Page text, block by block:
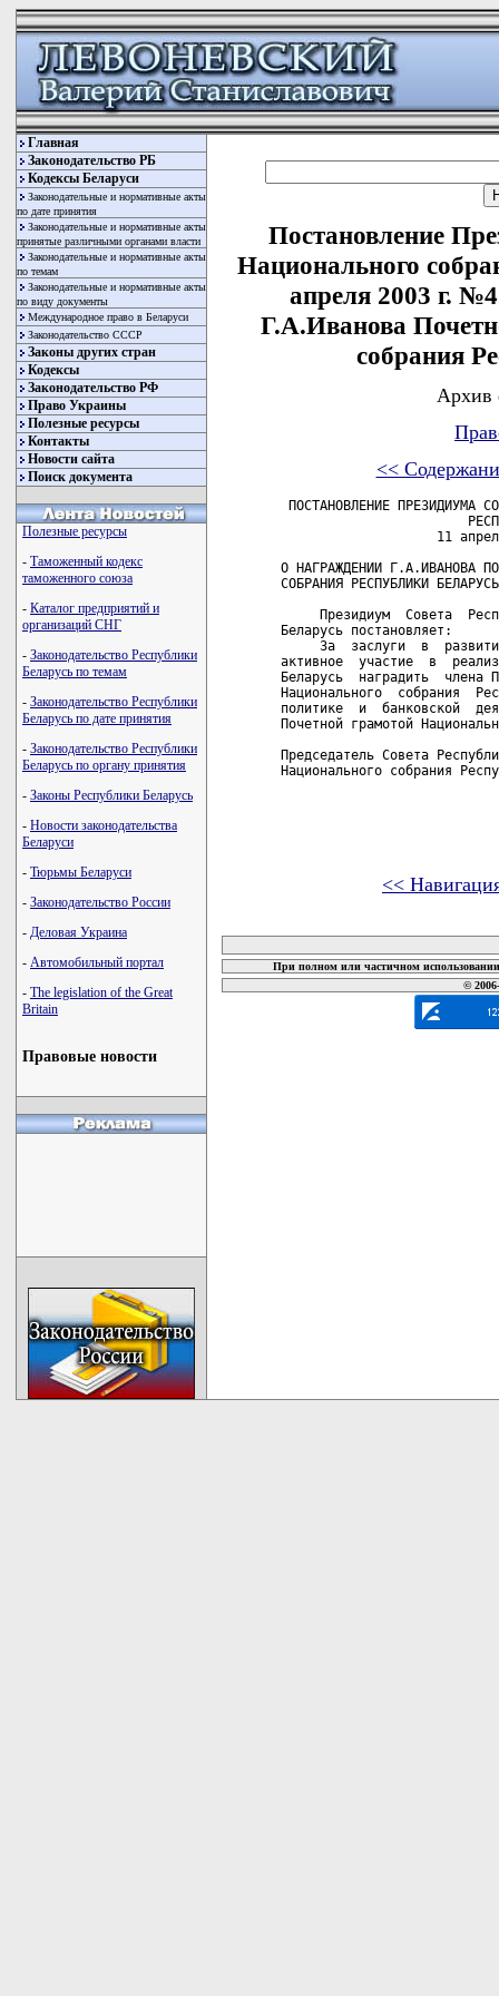
Главная
Законодательство РБ
Кодексы Беларуси
Законодательные и нормативные акты
по дате принятия
Законодательные и нормативные акты
принятые различными органами власти
Законодательные и нормативные акты
по темам
Законодательные и нормативные акты
по виду документы
Международное право в Беларуси
Законодательство СССР
Законы других стран
Кодексы
Законодательство РФ
Право Украины
Полезные ресурсы
Контакты
Новости сайта
Поиск документа
Полезные ресурсы
- Таможенный кодекс
таможенного союза
- Каталог предприятий и
организаций СНГ
- Законодательство Республики
Беларусь по темам
- Законодательство Республики
Беларусь по дате принятия
- Законодательство Республики
Беларусь по органу принятия
- Законы Республики Беларусь
- Новости законодательства
Беларуси
- Тюрьмы Беларуси
- Законодательство России
- Деловая Украина
- Автомобильный портал
- The legislation of the Great
Britain
Правовые новости
Постановление
Национального
апреля 2003 г.
Г.А.Иванова
собрания
Архив
<<
ПОСТАНОВЛЕНИЕ ПРЕЗИДИУМА
11
О НАГРАЖДЕНИИ Г.А.ИВАНОВА
СОБРАНИЯ РЕСПУБЛИКИ БЕЛАРУСЬ
Президиум  Совета
Беларусь постановляет:
За  заслуги  в
активное  участие  в
Беларусь  наградить  члена
Национального  собрания
политике  и  банковской
Почетной грамотой
Председатель Совета
Национального собрания
<<
При полном или частичном
©